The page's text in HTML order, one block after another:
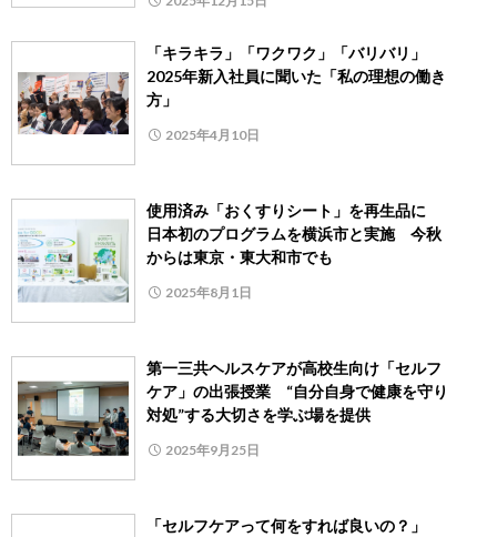
「キラキラ」「ワクワク」「バリバリ」
2025年新入社員に聞いた「私の理想の働き
方」
2025年4月10日
使用済み「おくすりシート」を再生品に
日本初のプログラムを横浜市と実施 今秋
からは東京・東大和市でも
2025年8月1日
第一三共ヘルスケアが高校生向け「セルフ
ケア」の出張授業 “自分自身で健康を守り
対処”する大切さを学ぶ場を提供
2025年9月25日
「セルフケアって何をすれば良いの？」